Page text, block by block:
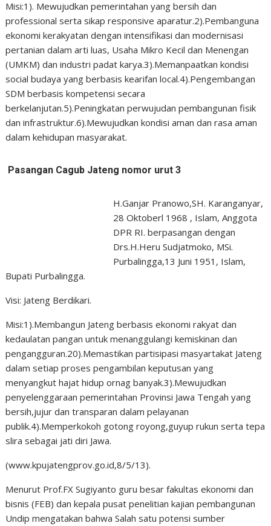
Misi:1). Mewujudkan pemerintahan yang bersih dan
professional serta sikap responsive aparatur.2).Pembanguna
ekonomi kerakyatan dengan intensifikasi dan modernisasi
pertanian dalam arti luas, Usaha Mikro Kecil dan Menengan
(UMKM) dan industri padat karya.3).Memanpaatkan kondisi
social budaya yang berbasis kearifan local.4).Pengembangan
SDM berbasis kompetensi secara
berkelanjutan.5).Peningkatan perwujudan pembangunan fisik
dan infrastruktur.6).Mewujudkan kondisi aman dan rasa aman
dalam kehidupan masyarakat.
Pasangan Cagub Jateng nomor urut 3
H.Ganjar Pranowo,SH. Karanganyar,
28 Oktoberl 1968 , Islam, Anggota
DPR RI. berpasangan dengan
Drs.H.Heru Sudjatmoko, MSi.
Purbalingga,13 Juni 1951, Islam,
Bupati Purbalingga.
Visi: Jateng Berdikari.
Misi:1).Membangun Jateng berbasis ekonomi rakyat dan
kedaulatan pangan untuk menanggulangi kemiskinan dan
pengangguran.20).Memastikan partisipasi masyartakat Jateng
dalam setiap proses pengambilan keputusan yang
menyangkut hajat hidup ornag banyak.3).Mewujudkan
penyelenggaraan pemerintahan Provinsi Jawa Tengah yang
bersih,jujur dan transparan dalam pelayanan
publik.4).Memperkokoh gotong royong,guyup rukun serta tepa
slira sebagai jati diri Jawa.
(www.kpujatengprov.go.id,8/5/13).
Menurut Prof.FX Sugiyanto guru besar fakultas ekonomi dan
bisnis (FEB) dan kepala pusat penelitian kajian pembangunan
Undip mengatakan bahwa Salah satu potensi sumber